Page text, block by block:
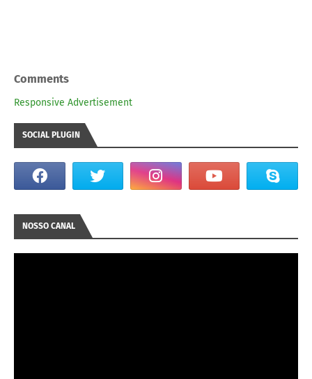
Comments
Responsive Advertisement
SOCIAL PLUGIN
NOSSO CANAL